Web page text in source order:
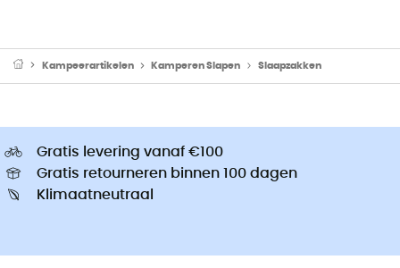
Kampeerartikelen Kamperen Slapen Slaapzakken
Gratis levering vanaf €100
Gratis retourneren binnen 100 dagen
Klimaatneutraal